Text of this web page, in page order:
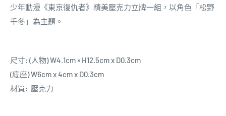
少年動漫 《東京復仇者》精美壓克力立牌一組，以角色 「松野
千冬 」 為主題。
尺寸: (人物) W4.1cm × H12.5cm x D0.3cm
(底座) W6cm x 4cm x D0.3cm
材質: 壓克力